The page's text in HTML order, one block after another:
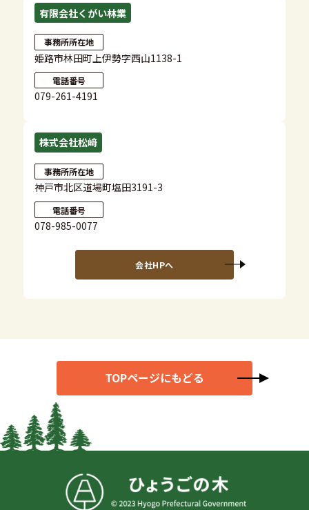
有限会社くがい林業
事務所所在地
姫路市林田町上伊勢字西山1138-1
電話番号
079-261-4191
株式会社松﨑
事務所所在地
神戸市北区道場町塩田3191-3
電話番号
078-985-0077
会社HPへ
TOPページにもどる